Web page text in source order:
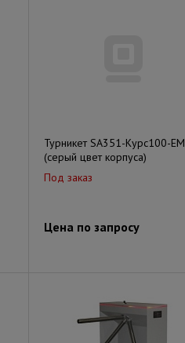
Турникет SA351-Курс100-EM
(серый цвет корпуса)
Под заказ
Цена по запросу